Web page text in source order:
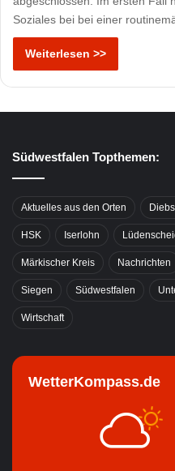
Soziales bei bei einer
Weiterlesen >>
Südwestfalen Topthemen:
Aktuelles aus den Orten
HSK Iserlohn
Märkischer Kreis Nachrichten
Siegen Südwestfalen
Wirtschaft
WetterKompass.de